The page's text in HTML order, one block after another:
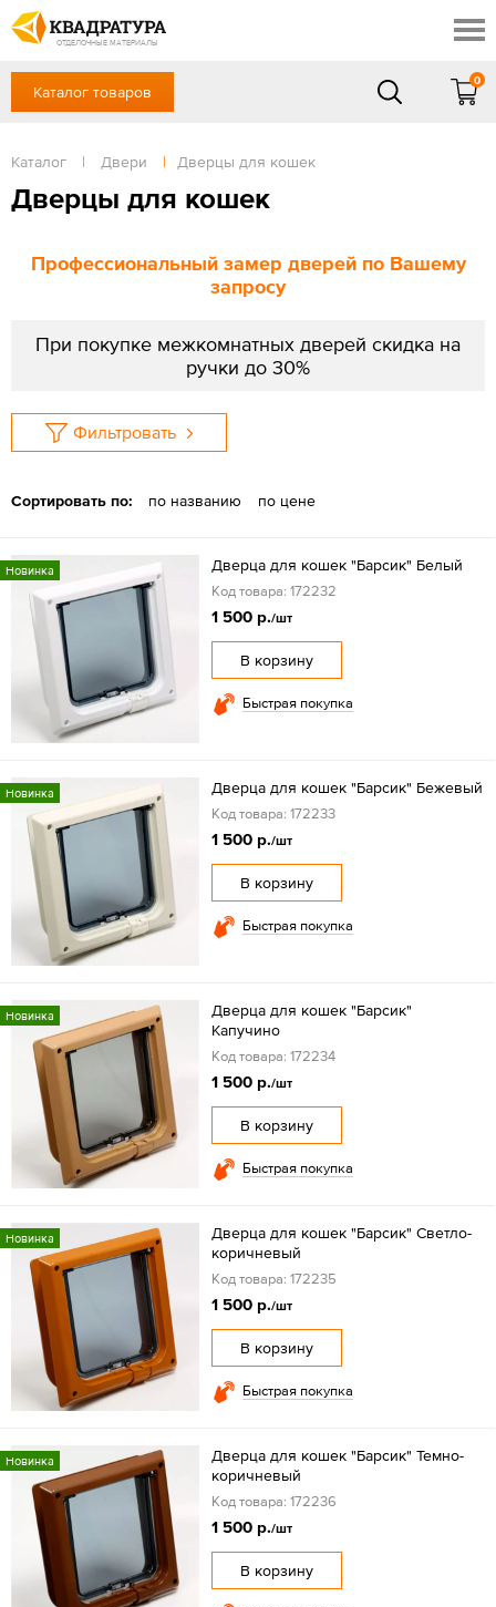
ОТДЕЛОЧНЫЕ МАТЕРИАЛЫ
Профи
Контакты
Доставка и оплата
Выставочный зал
Готовые решения
Отзывы
+7 (383) 209-98-97
Сб, Вс — выходной
ЗАКАЗАТЬ ЗВОНОК
Вход
Каталог товаров
0
Каталог | Двери | Дверцы для кошек
Дверцы для кошек
Профессиональный замер дверей по Вашему
запросу
При покупке межкомнатных дверей скидка на
ручки до 30%
Фильтровать
Сортировать по: по названию по цене
Новинка Дверца для кошек "Барсик" Белый
Код товара: 172232
1 500 р./шт
В корзину
Быстрая покупка
Новинка Дверца для кошек "Барсик" Бежевый
Код товара: 172233
1 500 р./шт
В корзину
Быстрая покупка
Новинка
Дверца для кошек "Барсик"
Капучино
Код товара: 172234
1 500 р./шт
В корзину
Быстрая покупка
Новинка
Дверца для кошек "Барсик" Светло-
коричневый
Код товара: 172235
1 500 р./шт
В корзину
Быстрая покупка
Новинка
Дверца для кошек "Барсик" Темно-
коричневый
Код товара: 172236
1 500 р./шт
В корзину